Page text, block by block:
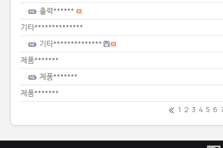
출력******
기타**************
기타**************
제품*******
제품*******
제품*******
1 2 3 4 5 6